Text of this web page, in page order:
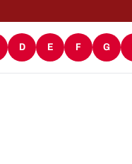
D E F G